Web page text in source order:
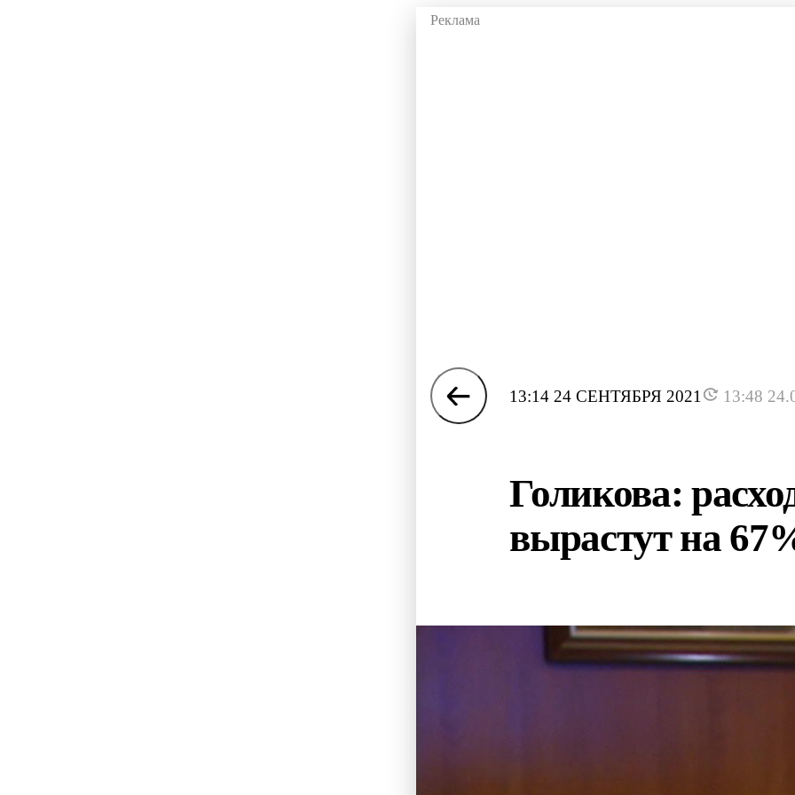
13:14 24 СЕНТЯБРЯ 2021 13:48
Голикова:
вырастут на